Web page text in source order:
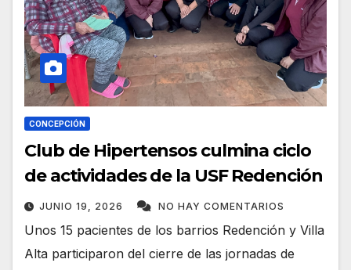
CONCEPCIÓN
Club de Hipertensos culmina ciclo
de actividades de la USF Redención
JUNIO 19, 2026 NO HAY COMENTARIOS
Unos 15 pacientes de los barrios Redención y Villa
Alta participaron del cierre de las jornadas de